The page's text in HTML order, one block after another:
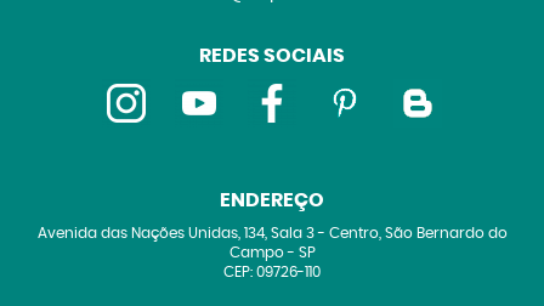
REDES SOCIAIS
ENDEREÇO
Avenida das Nações Unidas, 134, Sala 3- Centro, São Bernardo do
Campo- SP
CEP: 09726-110